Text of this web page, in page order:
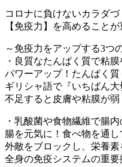
コロナに負けないカラダ
【免疫力】を高めること
～免疫力をアップする3つ
・良質なたんぱく質で粘
パワーアップ！たんぱく
ギリシャ語で『いちばん大
不足すると皮膚や粘膜が弱
・乳酸菌や食物繊維で腸
腸を元気に！食べ物を通
外敵をブロックし、栄養
全身の免疫システムの重要